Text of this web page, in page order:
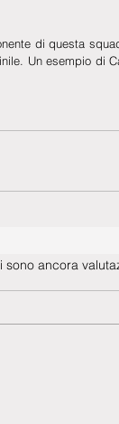
di questa
Un esempio di
sono ancora